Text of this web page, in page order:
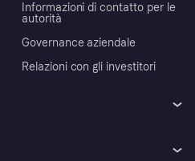
Informazioni di contatto per le
autorità
Governance aziendale
Relazioni con gli investitori